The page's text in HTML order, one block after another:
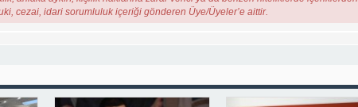
cezai, idari sorumluluk içeriği gönderen Üye/Üyeler’e aittir.